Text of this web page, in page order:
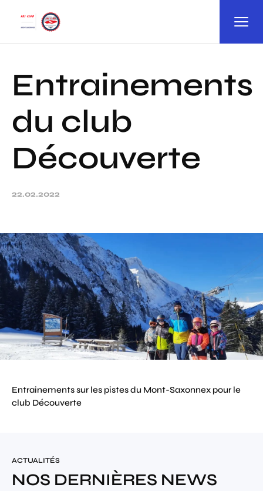
Entrainements
du club
Découverte
22.02.2022
Entrainements sur les pistes du Mont-Saxonnex pour le
club Découverte
ACTUALITÉS
NOS DERNIÈRES NEWS